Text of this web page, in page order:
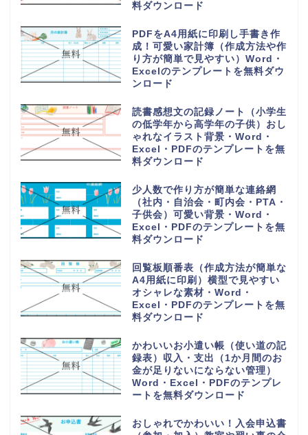
料ダウンロード
PDFをA4用紙に印刷し手書き作
成！可愛い家計簿（作成方法や作
り方が簡単で見やすい）Word・
Excelのテンプレートを無料ダウ
ンロード
読書感想文の記録ノート（小学生
の低学年から高学年の子供）おし
ゃれなイラスト背景・Word・
Excel・PDFのテンプレートを無
料ダウンロード
少人数で作り方が簡単な連絡網
（社内・自治会・町内会・PTA・
子供会）可愛い背景・Word・
Excel・PDFのテンプレートを無
料ダウンロード
回覧板順番表（作成方法が簡単な
A4用紙に印刷）横型で見やすい
オシャレな素材・Word・
Excel・PDFのテンプレートを無
料ダウンロード
かわいいお小遣い帳（使い道の記
録表）収入・支出（1か月間のお
金が足りないにならない管理）
Word・Excel・PDFのテンプレ
ートを無料ダウンロード
おしゃれでかわいい！入会申込書